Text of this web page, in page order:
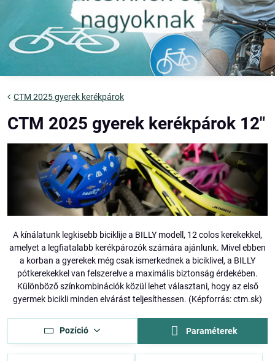
CTM 2025 gyerek kerékpárok
CTM 2025 gyerek kerékpárok 12"
A kínálatunk legkisebb biciklije a BILLY modell, 12 colos kerekekkel,
amelyet a legfiatalabb kerékpározók számára ajánlunk. Mivel ebben
a korban a gyerekek még csak ismerkednek a biciklivel, a BILLY
pótkerekekkel van felszerelve a maximális biztonság érdekében.
Különböző színkombinációk közül lehet választani, hogy az első
gyermek bicikli minden elvárást teljesíthessen. (Képforrás: ctm.sk)
Pozíció Paraméterek